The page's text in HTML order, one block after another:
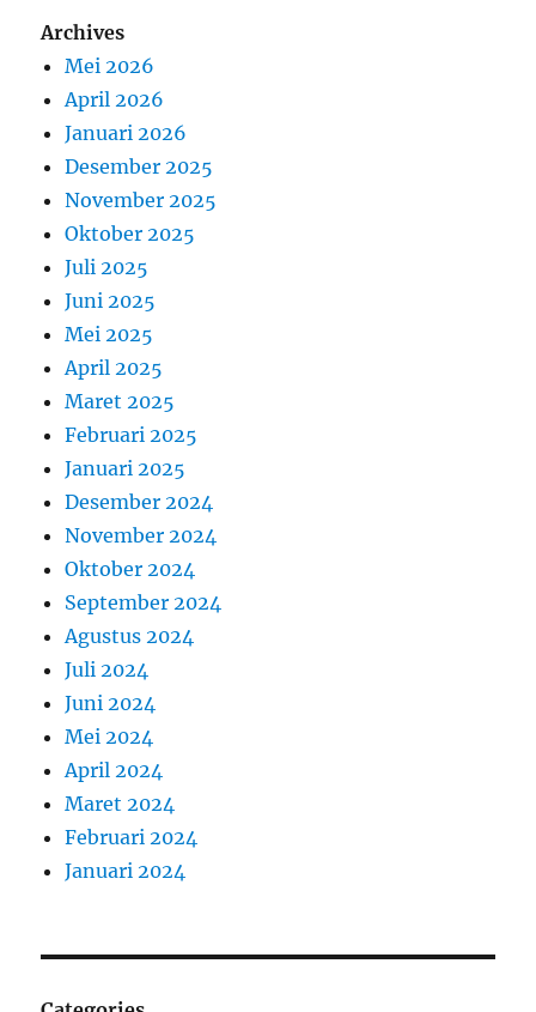
Archives
Mei 2026
April 2026
Januari 2026
Desember 2025
November 2025
Oktober 2025
Juli 2025
Juni 2025
Mei 2025
April 2025
Maret 2025
Februari 2025
Januari 2025
Desember 2024
November 2024
Oktober 2024
September 2024
Agustus 2024
Juli 2024
Juni 2024
Mei 2024
April 2024
Maret 2024
Februari 2024
Januari 2024